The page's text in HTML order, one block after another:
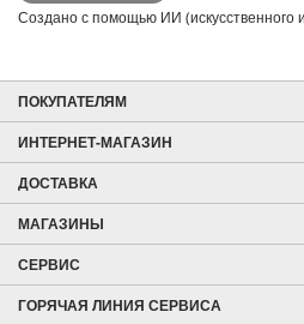
Создано с помощью ИИ (искусственного
ПОКУПАТЕЛЯМ
ИНТЕРНЕТ-МАГАЗИН
ДОСТАВКА
МАГАЗИНЫ
СЕРВИС
ГОРЯЧАЯ ЛИНИЯ СЕРВИСА